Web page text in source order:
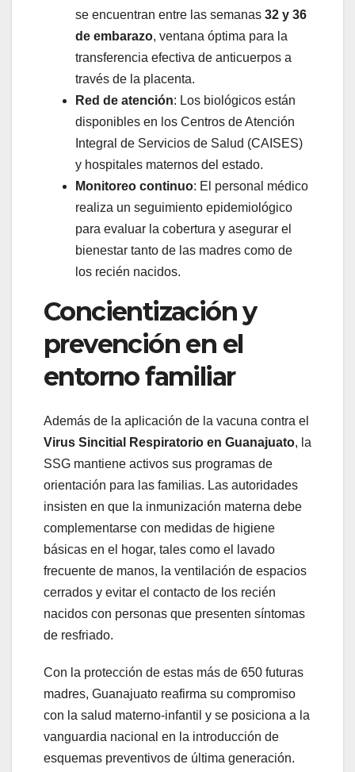
se encuentran entre las semanas 32 y 36
de embarazo, ventana óptima para la
transferencia efectiva de anticuerpos a
través de la placenta.
Red de atención: Los biológicos están
disponibles en los Centros de Atención
Integral de Servicios de Salud (CAISES)
y hospitales maternos del estado.
Monitoreo continuo: El personal médico
realiza un seguimiento epidemiológico
para evaluar la cobertura y asegurar el
bienestar tanto de las madres como de
los recién nacidos.
Concientización y
prevención en el
entorno familiar
Además de la aplicación de la vacuna contra el
Virus Sincitial Respiratorio en Guanajuato, la
SSG mantiene activos sus programas de
orientación para las familias. Las autoridades
insisten en que la inmunización materna debe
complementarse con medidas de higiene
básicas en el hogar, tales como el lavado
frecuente de manos, la ventilación de espacios
cerrados y evitar el contacto de los recién
nacidos con personas que presenten síntomas
de resfriado.
Con la protección de estas más de 650 futuras
madres, Guanajuato reafirma su compromiso
con la salud materno-infantil y se posiciona a la
vanguardia nacional en la introducción de
esquemas preventivos de última generación.